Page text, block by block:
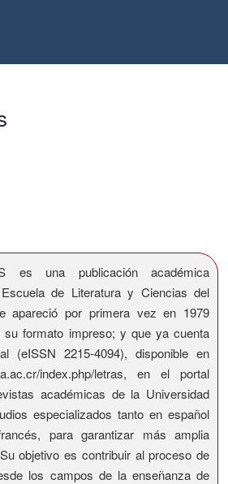
es una publicación académica
de Literatura y Ciencias del
apareció por primera vez en 1979
su formato impreso; y que ya cuenta
(eISSN 2215-4094), disponible en
index.php/letras, en el portal
académicas de la Universidad
especializados tanto en español
para garantizar más amplia
objetivo es contribuir al proceso de
los campos de la enseñanza de